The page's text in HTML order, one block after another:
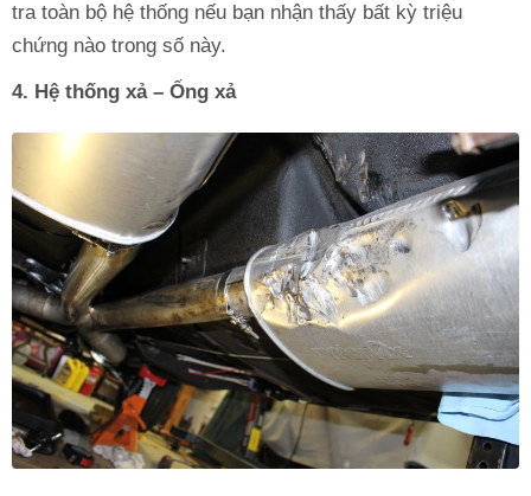
tra toàn bộ hệ thống nếu bạn nhận thấy bất kỳ triệu
chứng nào trong số này.
4. Hệ thống xả – Ống xả